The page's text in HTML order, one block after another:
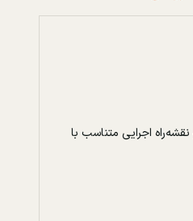
اجرایی متناسب با